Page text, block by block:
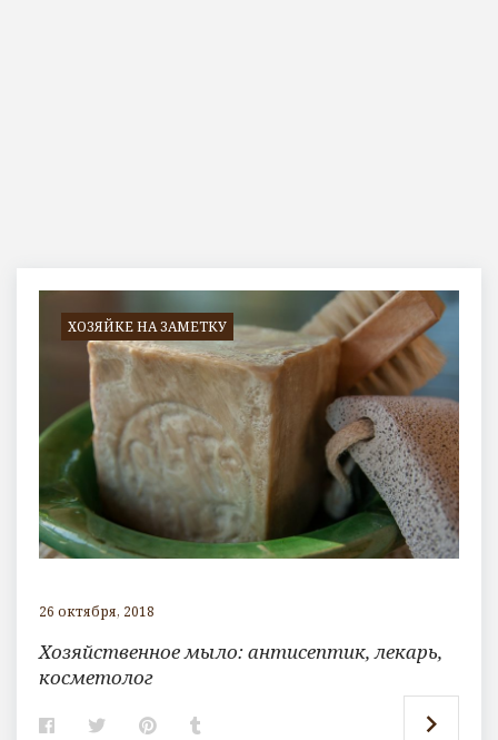
антисептик
ХОЗЯЙКЕ НА ЗАМЕТКУ
26 октября, 2018
Хозяйственное мыло: антисептик, лекарь,
косметолог
F T P